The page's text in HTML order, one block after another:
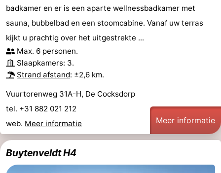
badkamer en er is een aparte wellnessbadkamer met
sauna, bubbelbad en een stoomcabine. Vanaf uw terras
kijkt u prachtig over het uitgestrekte ...
Max. 6 personen.
Slaapkamers: 3.
Strand afstand: ±2,6 km.
Vuurtorenweg 31A-H, De Cocksdorp
tel. +31 882 021 212
web. Meer informatie Meer informatie
Buytenveldt H4